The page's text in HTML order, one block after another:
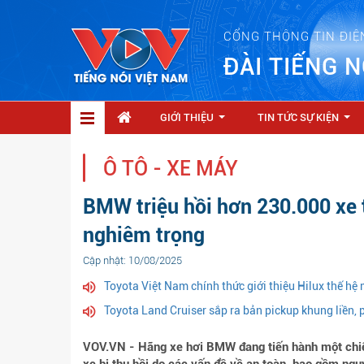
CỔNG THÔNG TIN
ĐÀI TIẾNG
GIỚI THIỆU TIN TỨC SỰ KIỆN
Ô TÔ - XE MÁY
BMW triệu hồi hơn 230.000
nghiêm trọng
Cập nhật: 10/08/2025
Toyota Việt Nam chính thức giới thiệu Hilux thế hệ
Toyota Land Cruiser sắp ra bản pickup khung liền,
VOV.VN - Hãng xe hơi BMW đang tiến hành một